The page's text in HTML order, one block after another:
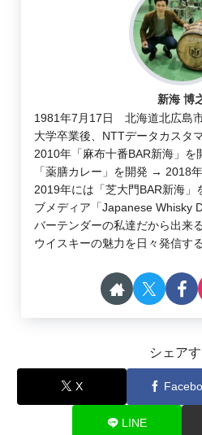
新海 博
1981年7月17日 北海道北広島
大学卒業後、NTTデータカスタ
2010年「麻布十番BAR新海」
「薬膳カレー」を開発 → 2018
2019年には「芝大門BAR新海
ブメディア「Japanese Whisky
バーテンダーの私達だから出来
ウイスキーの魅力を日々発信する
シェア
X
LINE